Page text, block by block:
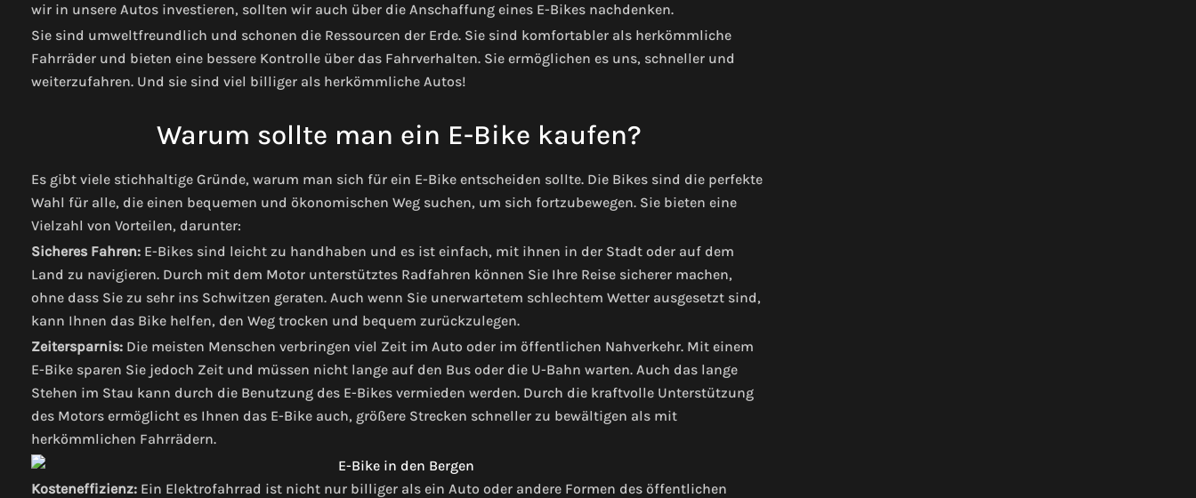
wir in unsere Autos investieren, sollten wir auch über die Anschaffung eines E-Bikes nachdenken.
Sie sind umweltfreundlich und schonen die Ressourcen der Erde. Sie sind komfortabler als herkömmliche
Fahrräder und bieten eine bessere Kontrolle über das Fahrverhalten. Sie ermöglichen es uns, schneller und
weiterzufahren. Und sie sind viel billiger als herkömmliche Autos!
Warum sollte man ein E-Bike kaufen?
Es gibt viele stichhaltige Gründe, warum man sich für ein E-Bike entscheiden sollte. Die Bikes sind die perfekte
Wahl für alle, die einen bequemen und ökonomischen Weg suchen, um sich fortzubewegen. Sie bieten eine
Vielzahl von Vorteilen, darunter:
Sicheres Fahren: E-Bikes sind leicht zu handhaben und es ist einfach, mit ihnen in der Stadt oder auf dem
Land zu navigieren. Durch mit dem Motor unterstütztes Radfahren können Sie Ihre Reise sicherer machen,
ohne dass Sie zu sehr ins Schwitzen geraten. Auch wenn Sie unerwartetem schlechtem Wetter ausgesetzt sind,
kann Ihnen das Bike helfen, den Weg trocken und bequem zurückzulegen.
Zeitersparnis: Die meisten Menschen verbringen viel Zeit im Auto oder im öffentlichen Nahverkehr. Mit einem
E-Bike sparen Sie jedoch Zeit und müssen nicht lange auf den Bus oder die U-Bahn warten. Auch das lange
Stehen im Stau kann durch die Benutzung des E-Bikes vermieden werden. Durch die kraftvolle Unterstützung
des Motors ermöglicht es Ihnen das E-Bike auch, größere Strecken schneller zu bewältigen als mit
herkömmlichen Fahrrädern.
Kosteneffizienz: Ein Elektrofahrrad ist nicht nur billiger als ein Auto oder andere Formen des öffentlichen